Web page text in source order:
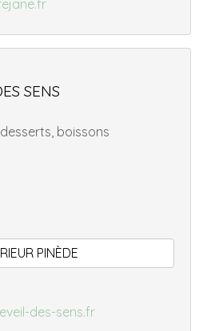
SENS
boissons
PINÈDE
des-sens.fr